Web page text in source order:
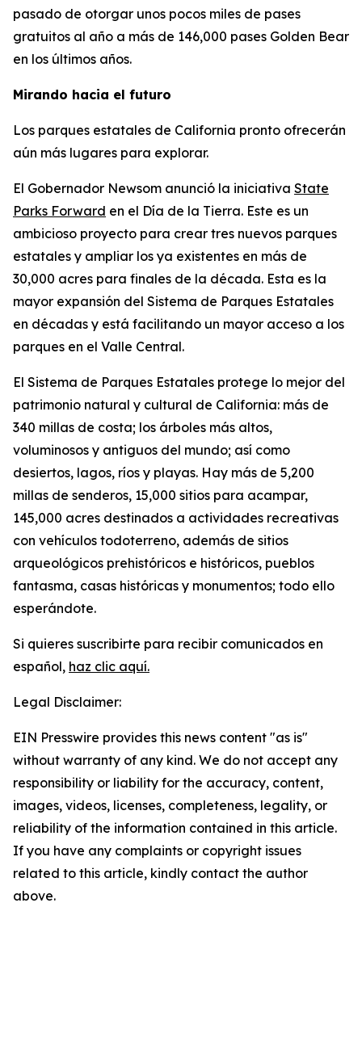
pasado de otorgar unos pocos miles de pases
gratuitos al año a más de 146,000 pases Golden Bear
en los últimos años.
Mirando hacia el futuro
Los parques estatales de California pronto ofrecerán
aún más lugares para explorar.
El Gobernador Newsom anunció la iniciativa State
Parks Forward en el Día de la Tierra. Este es un
ambicioso proyecto para crear tres nuevos parques
estatales y ampliar los ya existentes en más de
30,000 acres para finales de la década. Esta es la
mayor expansión del Sistema de Parques Estatales
en décadas y está facilitando un mayor acceso a los
parques en el Valle Central.
El Sistema de Parques Estatales protege lo mejor del
patrimonio natural y cultural de California: más de
340 millas de costa; los árboles más altos,
voluminosos y antiguos del mundo; así como
desiertos, lagos, ríos y playas. Hay más de 5,200
millas de senderos, 15,000 sitios para acampar,
145,000 acres destinados a actividades recreativas
con vehículos todoterreno, además de sitios
arqueológicos prehistóricos e históricos, pueblos
fantasma, casas históricas y monumentos; todo ello
esperándote.
Si quieres suscribirte para recibir comunicados en
español, haz clic aquí.
Legal Disclaimer:
EIN Presswire provides this news content "as is"
without warranty of any kind. We do not accept any
responsibility or liability for the accuracy, content,
images, videos, licenses, completeness, legality, or
reliability of the information contained in this article.
If you have any complaints or copyright issues
related to this article, kindly contact the author
above.